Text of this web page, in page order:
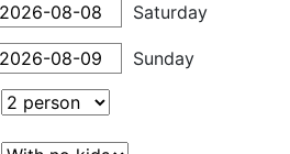
Saturday
Sunday